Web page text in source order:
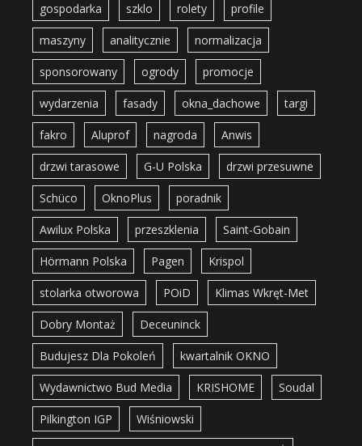
gospodarka szklo rolety profile
maszyny analitycznie normalizacja
sponsorowany ogrody promocje
wydarzenia fasady okna_dachowe targi
fakro Aluprof nagroda Anwis
drzwi tarasowe G-U Polska drzwi przesuwne
Schüco OknoPlus poradnik
Awilux Polska przeszklenia Saint-Gobain
Hörmann Polska Pagen Krispol
stolarka otworowa POiD Klimas Wkręt-Met
Dobry Montaż Deceuninck
Budujesz Dla Pokoleń kwartalnik OKNO
Wydawnictwo Bud Media KRISHOME Soudal
Pilkington IGP Wiśniowski